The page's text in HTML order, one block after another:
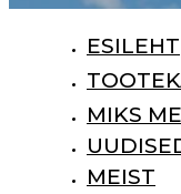
ESILEHT
MIKS
MEIST